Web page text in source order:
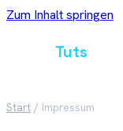
Zum Inhalt springen
Tuts
Start / Impressum